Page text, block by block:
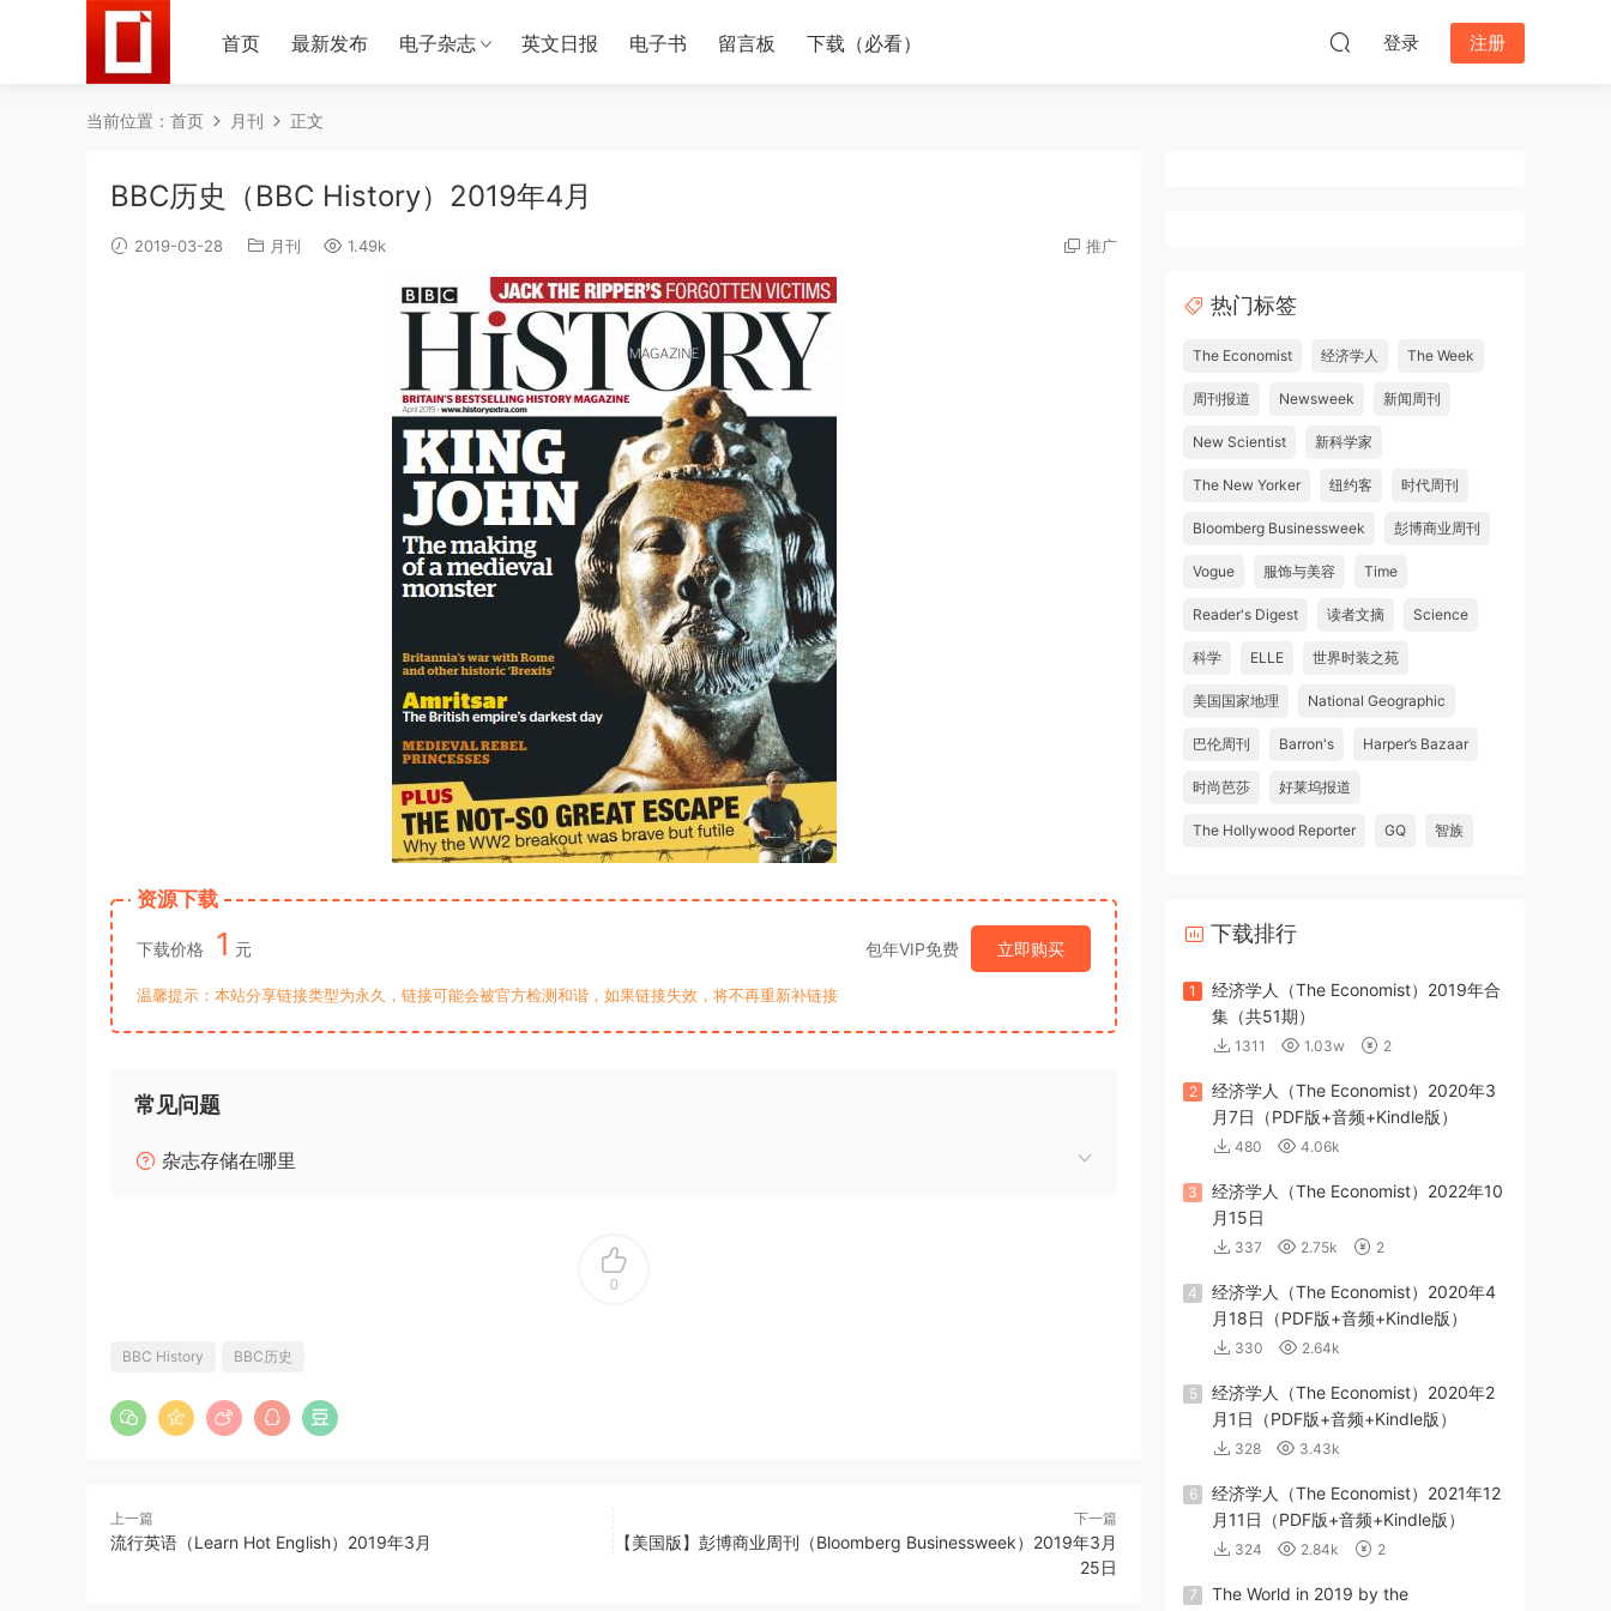
首页 最新发布 电子杂志 英文日报 电子书 留言板 下载（必看） 登录 注册
当前位置： 首页 月刊 正文
BBC历史（BBC History）2019年4月
2019-03-28 月刊 1.49k 推广
资源下载
下载价格 1 元 包年VIP免费 立即购买
温馨提示：本站分享链接类型为永久，链接可能会被官方检测和谐，如果链接失效，将不再重新补链接
常见问题
杂志存储在哪里
0
BBC History BBC历史
上一篇
流行英语（Learn Hot English）2019年3月
下一篇
【美国版】彭博商业周刊（Bloomberg Businessweek）2019年3月
25日
热门标签
The Economist 经济学人 The Week
周刊报道 Newsweek 新闻周刊
New Scientist 新科学家
The New Yorker 纽约客 时代周刊
Bloomberg Businessweek 彭博商业周刊
Vogue 服饰与美容 Time
Reader's Digest 读者文摘 Science
科学 ELLE 世界时装之苑
美国国家地理 National Geographic
巴伦周刊 Barron's Harper’s Bazaar
时尚芭莎 好莱坞报道
The Hollywood Reporter GQ 智族
下载排行
1
经济学人（The Economist）2019年合
集（共51期）
1311 1.03w 2
2
经济学人（The Economist）2020年3
月7日（PDF版+音频+Kindle版）
480 4.06k
3
经济学人（The Economist）2022年10
月15日
337 2.75k 2
4
经济学人（The Economist）2020年4
月18日（PDF版+音频+Kindle版）
330 2.64k
5
经济学人（The Economist）2020年2
月1日（PDF版+音频+Kindle版）
328 3.43k
6
经济学人（The Economist）2021年12
月11日（PDF版+音频+Kindle版）
324 2.84k 2
7
The World in 2019 by the